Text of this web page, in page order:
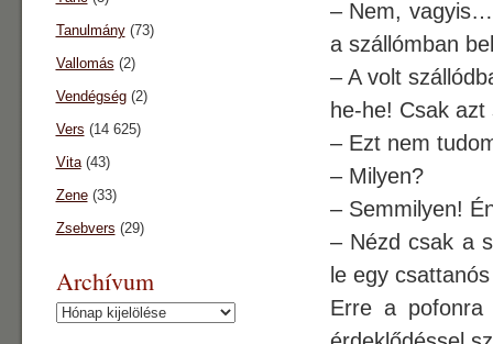
– Nem,
a szállómban
– A volt
he-he! Csak
– Ezt nem
– Milyen?
– Semmilyen!
– Nézd csak a
le egy
Erre a
Tanulmány(73)
Vallomás (2)
Vendégség(2)
Vers (14 625)
Vita(43)
Zene(33)
Zsebvers (29)
Archívum
Archívum